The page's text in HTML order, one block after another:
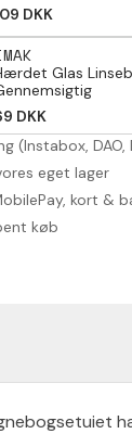
DKK
Glas
DKK
(Instabox, DAO,
eget lager
kort &
køb